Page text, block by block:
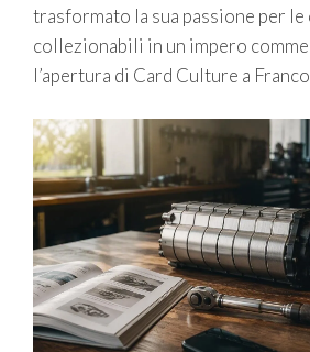
trasformato la sua passione per le
collezionabili in un impero
l’apertura di Card Culture a